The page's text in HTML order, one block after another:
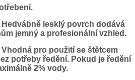
Hedvábně lesklý povrch dodává
jemný a profesionální vzhled.
Vhodná pro použití se štětcem
potřeby ředění. Pokud je ředění
2% vody.